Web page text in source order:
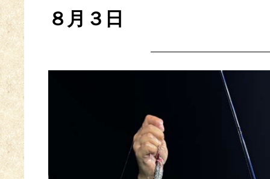
８月３日